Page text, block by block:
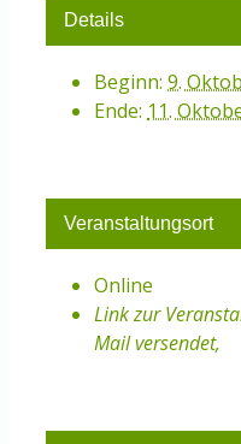
Details
Beginn: 9.
Ende: 11.
Veranstaltungsort
Online
Link zur
Mail versendet,